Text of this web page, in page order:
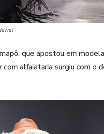
que apostou em
alfaiataria surgiu com o